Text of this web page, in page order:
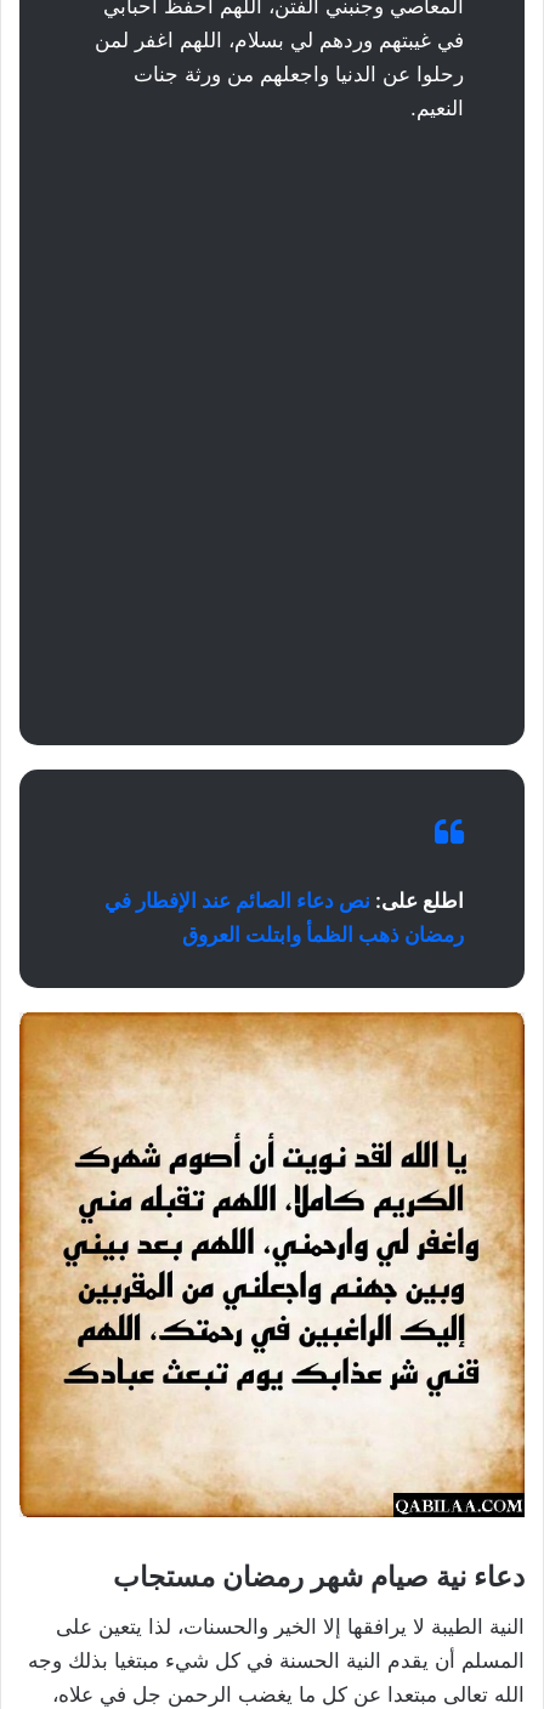
المعاصي وجنبني الفتن، اللهم احفظ أحبابي
في غيبتهم وردهم لي بسلام، اللهم اغفر لمن
رحلوا عن الدنيا واجعلهم من ورثة جنات
النعيم.
اطلع على: نص دعاء الصائم عند الإفطار في
رمضان ذهب الظمأ وابتلت العروق
دعاء نية صيام شهر رمضان مستجاب
النية الطيبة لا يرافقها إلا الخير والحسنات، لذا يتعين على
المسلم أن يقدم النية الحسنة في كل شيء مبتغيا بذلك وجه
الله تعالى مبتعدا عن كل ما يغضب الرحمن جل في علاه،